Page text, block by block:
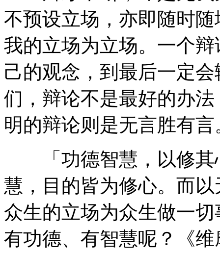
不预设立场，亦即随时
我的立场为立场。一个
己的观念，到最后一定
们，辩论不是最好的办
明的辩论则是无言胜有
「功德智慧，以修其
慧，目的皆为修心。而
众生的立场为众生做一
有功德、有智慧呢？《